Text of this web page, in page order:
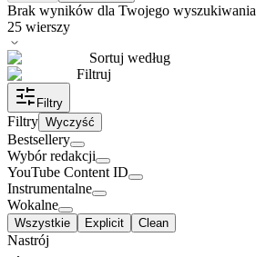
Brak wyników dla Twojego wyszukiwania
25 wierszy
Sortuj według
Filtruj
Filtry
Filtry Wyczyść
Bestsellery
Wybór redakcji
YouTube Content ID
Instrumentalne
Wokalne
Wszystkie Explicit Clean
Nastrój